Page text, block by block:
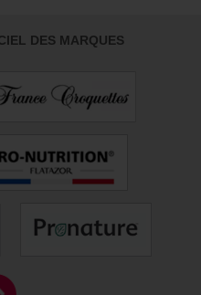
DES MARQUES